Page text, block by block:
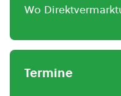
Wo
Termine